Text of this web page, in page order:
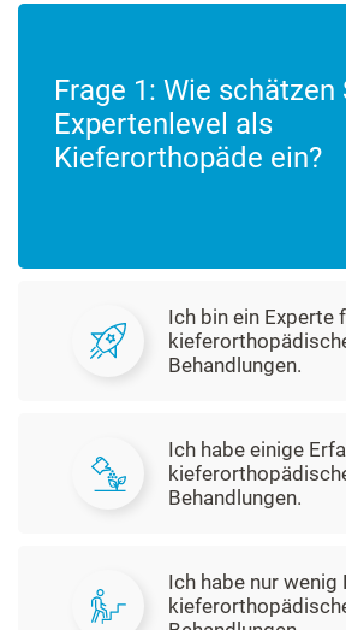
Frage 1: Wie schätzen
Expertenlevel als
Kieferorthopäde ein?​
Ich bin ein Experte
Behandlungen.
Ich habe einige
Behandlungen.
Ich habe nur wenig